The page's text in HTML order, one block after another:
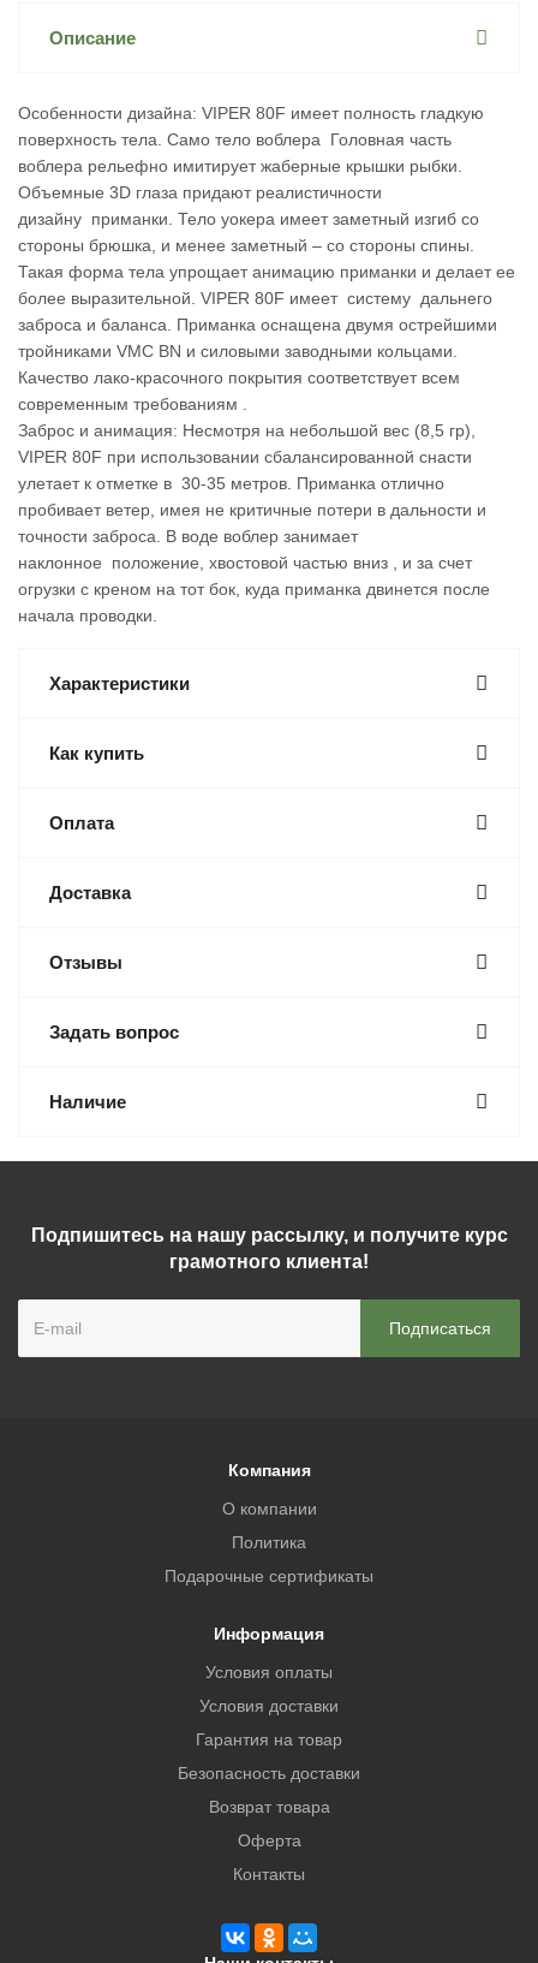
Описание
Особенности дизайна: VIPER 80F имеет полность гладкую
поверхность тела. Само тело воблера Головная часть
воблера рельефно имитирует жаберные крышки рыбки.
Объемные 3D глаза придают реалистичности
дизайну приманки. Тело уокера имеет заметный изгиб со
стороны брюшка, и менее заметный – со стороны спины.
Такая форма тела упрощает анимацию приманки и делает ее
более выразительной. VIPER 80F имеет систему дальнего
заброса и баланса. Приманка оснащена двумя острейшими
тройниками VMC BN и силовыми заводными кольцами.
Качество лако-красочного покрытия соответствует всем
современным требованиям .
Заброс и анимация: Несмотря на небольшой вес (8,5 гр),
VIPER 80F при использовании сбалансированной снасти
улетает к отметке в 30-35 метров. Приманка отлично
пробивает ветер, имея не критичные потери в дальности и
точности заброса. В воде воблер занимает
наклонное положение, хвостовой частью вниз , и за счет
огрузки с креном на тот бок, куда приманка двинется после
начала проводки.
Характеристики
Как купить
Оплата
Доставка
Отзывы
Задать вопрос
Наличие
Подпишитесь на нашу рассылку, и получите курс
грамотного клиента!
Компания
О компании
Политика
Подарочные сертификаты
Информация
Условия оплаты
Условия доставки
Гарантия на товар
Безопасность доставки
Возврат товара
Оферта
Контакты